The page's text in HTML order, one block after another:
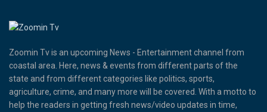
Zoomin Tv is an upcoming News - Entertainment channel from
coastal area. Here, news & events from different parts of the
state and from different categories like politics, sports,
agriculture, crime, and many more will be covered. With a motto to
help the readers in getting fresh news/video updates in time,